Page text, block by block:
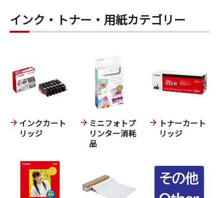
インク・トナー・用紙カテゴリー
インクカート
リッジ
ミニフォトプ
リンター消耗
品
トナーカート
リッジ